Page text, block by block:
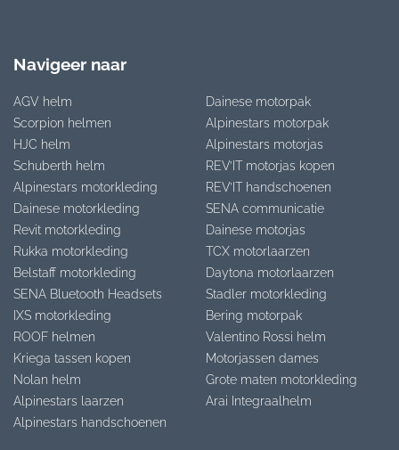
Navigeer naar
AGV helm
Scorpion helmen
HJC helm
Schuberth helm
Alpinestars motorkleding
Dainese motorkleding
Revit motorkleding
Rukka motorkleding
Belstaff motorkleding
SENA Bluetooth Headsets
IXS motorkleding
ROOF helmen
Kriega tassen kopen
Nolan helm
Alpinestars laarzen
Alpinestars handschoenen
Dainese motorpak
Alpinestars motorpak
Alpinestars motorjas
REV’IT motorjas kopen
REV’IT handschoenen
SENA communicatie
Dainese motorjas
TCX motorlaarzen
Daytona motorlaarzen
Stadler motorkleding
Bering motorpak
Valentino Rossi helm
Motorjassen dames
Grote maten motorkleding
Arai Integraalhelm